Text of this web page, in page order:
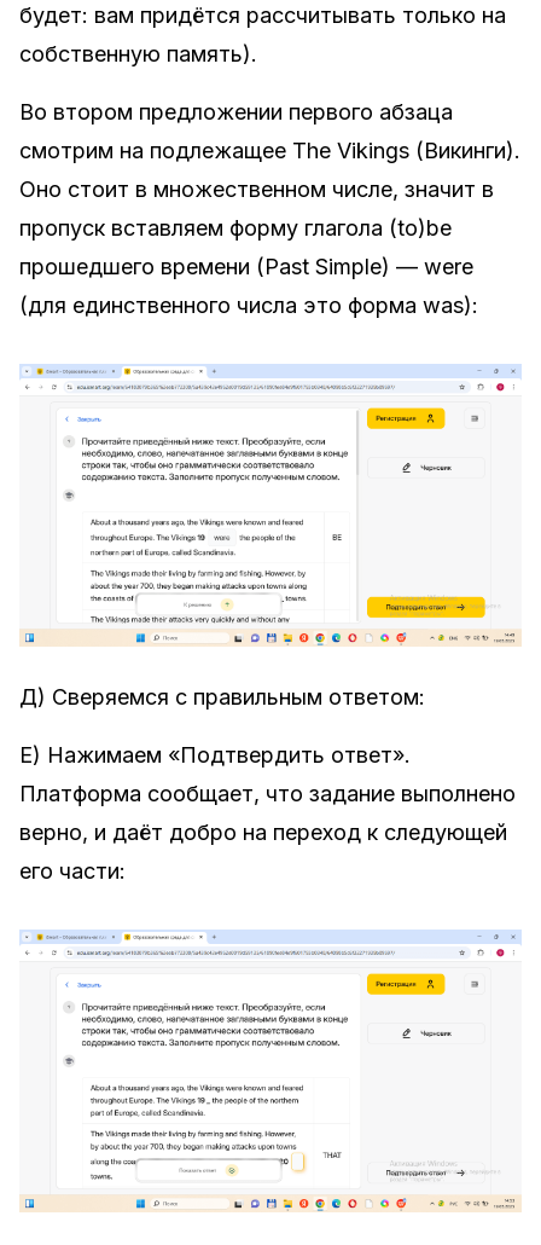
будет: вам придётся рассчитывать только на
собственную память).
Во втором предложении первого абзаца
смотрим на подлежащее The Vikings (Викинги).
Оно стоит в множественном числе, значит в
пропуск вставляем форму глагола (to)be
прошедшего времени (Past Simple) — were
(для единственного числа это форма was):
Д) Сверяемся с правильным ответом:
Е) Нажимаем «Подтвердить ответ».
Платформа сообщает, что задание выполнено
верно, и даёт добро на переход к следующей
его части: